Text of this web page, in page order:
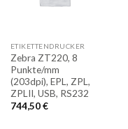
die
ETIKETTENDRUCKER
Zebra ZT220, 8
Punkte/mm
(203dpi), EPL, ZPL,
ZPLII, USB, RS232
744,50€